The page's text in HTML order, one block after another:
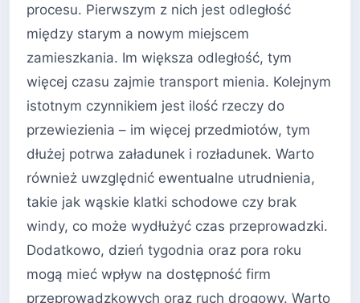
procesu. Pierwszym z nich jest odległość
między starym a nowym miejscem
zamieszkania. Im większa odległość, tym
więcej czasu zajmie transport mienia. Kolejnym
istotnym czynnikiem jest ilość rzeczy do
przewiezienia – im więcej przedmiotów, tym
dłużej potrwa załadunek i rozładunek. Warto
również uwzględnić ewentualne utrudnienia,
takie jak wąskie klatki schodowe czy brak
windy, co może wydłużyć czas przeprowadzki.
Dodatkowo, dzień tygodnia oraz pora roku
mogą mieć wpływ na dostępność firm
przeprowadzkowych oraz ruch drogowy. Warto